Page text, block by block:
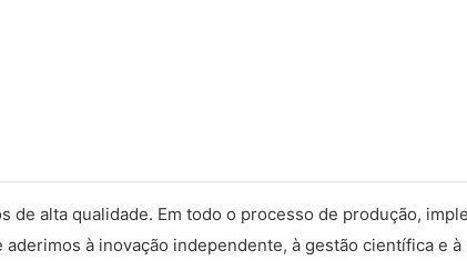
alta qualidade. Em todo o processo de produção,
à inovação independente, à gestão científica e